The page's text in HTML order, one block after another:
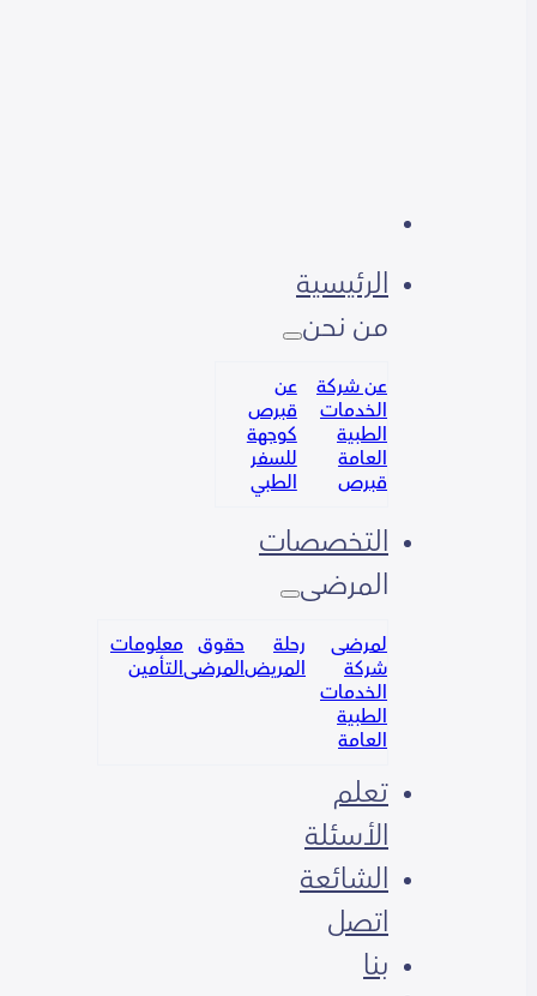
الرئيسية
من نحن
عن شركة
الخدمات
الطبية
العامة
قبرص
عن
قبرص
كوجهة
للسفر
الطبي
التخصصات
المرضى
لمرضى
شركة
الخدمات
الطبية
العامة
رحلة
المريض
حقوق
المرضى
معلومات
التأمين
تعلم
الأسئلة
الشائعة
اتصل
بنا